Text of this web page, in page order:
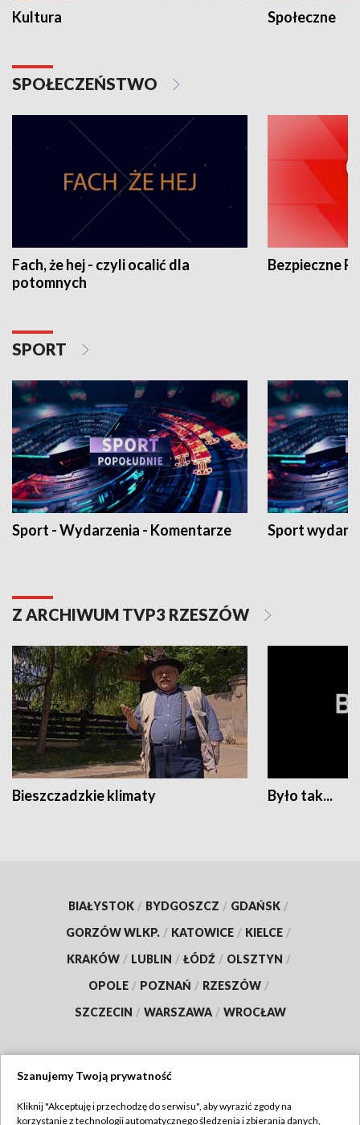
Kultura Społeczne
SPOŁECZEŃSTWO
Fach, że hej - czyli ocalić dla
potomnych
Bezpieczne
SPORT
Sport - Wydarzenia - Komentarze Sport
Z ARCHIWUM TVP3 RZESZÓW
Bieszczadzkie klimaty Było tak...
BIAŁYSTOK / BYDGOSZCZ / GDAŃSK /
GORZÓW WLKP. / KATOWICE / KIELCE /
KRAKÓW / LUBLIN / ŁÓDŹ / OLSZTYN /
OPOLE / POZNAŃ / RZESZÓW /
SZCZECIN / WARSZAWA / WROCŁAW
Szanujemy Twoją prywatność
Kliknij "Akceptuję i przechodzę do serwisu", aby wyrazić zgody na
korzystanie z technologii automatycznego śledzenia i zbierania danych,